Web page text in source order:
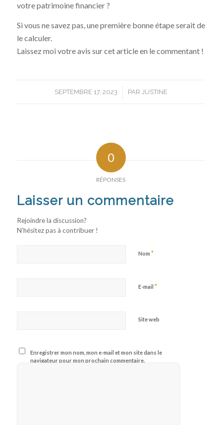
votre patrimoine financier ?
Si vous ne savez pas, une première bonne étape serait de
le calculer.
Laissez moi votre avis sur cet article en le commentant !
SEPTEMBRE 17, 2023
/ PAR JUSTINE
0
RÉPONSES
Laisser un commentaire
Rejoindre la discussion?
N’hésitez pas à contribuer !
Nom *
E-mail *
Site web
Enregistrer mon nom, mon e-mail et mon site dans le
navigateur pour mon prochain commentaire.